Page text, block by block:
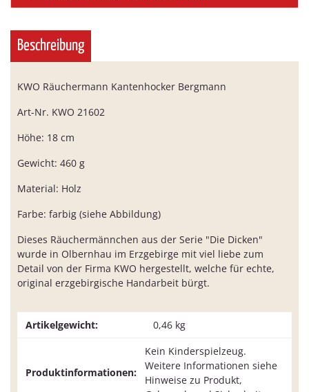
Beschreibung
KWO Räuchermann Kantenhocker Bergmann
Art-Nr. KWO 21602
Höhe: 18 cm
Gewicht: 460 g
Material: Holz
Farbe: farbig (siehe Abbildung)
Dieses Räuchermännchen aus der Serie "Die Dicken"
wurde in Olbernhau im Erzgebirge mit viel liebe zum
Detail von der Firma KWO hergestellt, welche für echte,
original erzgebirgische Handarbeit bürgt.
Artikelgewicht: 0,46 kg
Produktinformationen:
Kein Kinderspielzeug.
Weitere Informationen siehe
Hinweise zu Produkt,